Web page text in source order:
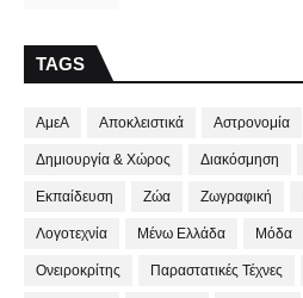
TAGS
ΑμεΑ Αποκλειστικά Αστρονομία
Δημιουργία & Χώρος Διακόσμηση
Εκπαίδευση Ζώα Ζωγραφική
Λογοτεχνία Μένω Ελλάδα Μόδα
Ονειροκρίτης Παραστατικές Τέχνες